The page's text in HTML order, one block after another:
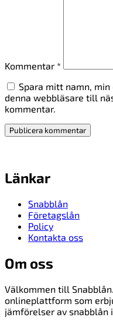
Kommentar *
Spara mitt namn,
denna webbläsare till
kommentar.
Länkar
Snabblån
Företagslån
Policy
Kontakta oss
Om oss
Välkommen till
onlineplattform som
jämförelser av snabblån